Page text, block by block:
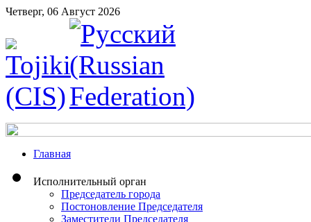
Четверг, 06 Август 2026
Главная
Исполнительный орган
Председатель города
Постоновление Председателя
Заместители Председателя